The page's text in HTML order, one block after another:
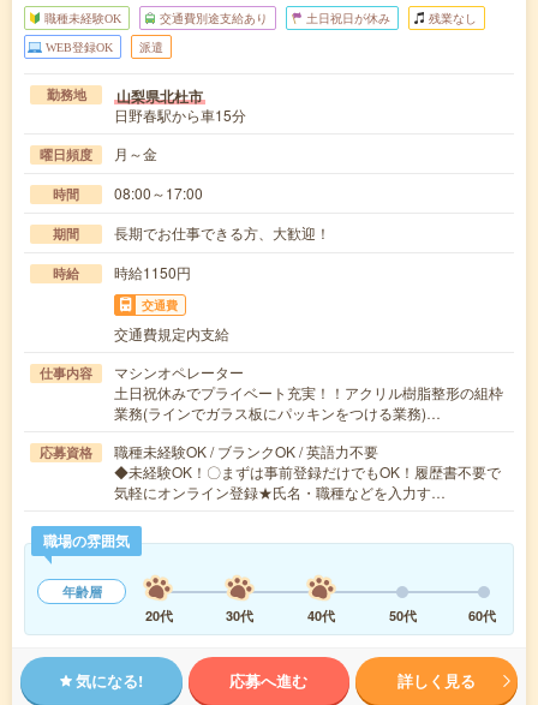
職種未経験OK 交通費別途支給あり 土日祝日が休み 残業なし
WEB登録OK 派遣
勤務地 山梨県北杜市
日野春駅から車15分
曜日頻度 月～金
時間 08:00～17:00
期間 長期でお仕事できる方、大歓迎！
時給 時給1150円
交通費
交通費規定内支給
仕事内容
マシンオペレーター
土日祝休みでプライベート充実！！アクリル樹脂整形の組枠
業務(ラインでガラス板にパッキンをつける業務)…
応募資格
職種未経験OK / ブランクOK / 英語力不要
◆未経験OK！〇まずは事前登録だけでもOK！履歴書不要で
気軽にオンライン登録★氏名・職種などを入力す…
職場の雰囲気
年齢層
20代
30代 40代 50代 60代
気になる! 応募へ進む 詳しく見る